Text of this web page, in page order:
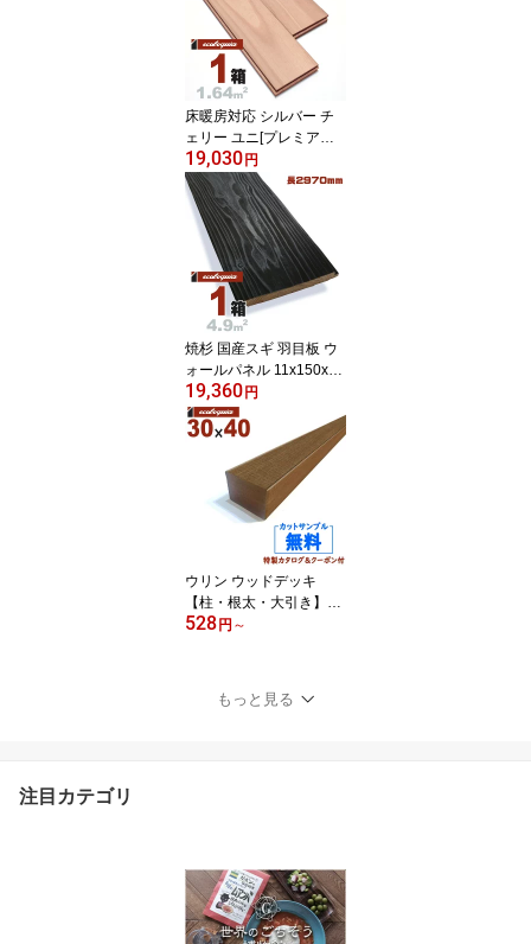
フローリング フロア DIY
床暖房対応 シルバー チ
ェリー ユニ[プレミアム]
無垢フローリング 15x90
x1820mm 無塗装 西南サ
クラ カバザクラ 樺桜 ch
erry 無垢材 床材 フロー
リング 無垢床 フロア 天
然木 ウッド
19,030 円
焼杉 国産スギ 羽目板 ウ
ォールパネル 11x150x29
70mm【普及品】水性塗
料（漆黒） 無垢材 天然
木 壁材 無垢壁 シーリン
グ DIY 板材
19,360 円
ウリン ウッドデッキ
【柱・根太・大引き】30
mm x40mm | DIY デッキ
528 円 ～
もっと見る
注目カテゴリ